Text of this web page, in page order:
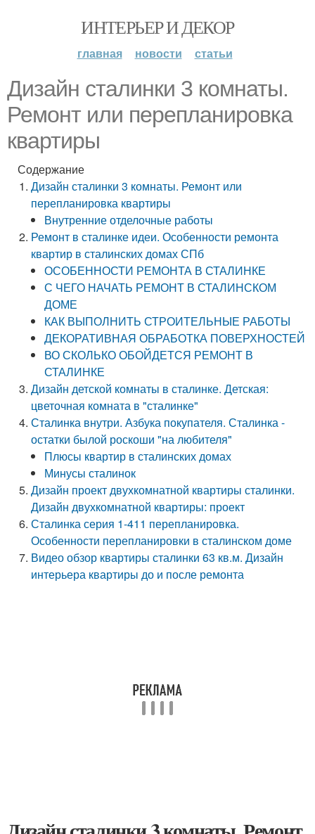
ИНТЕРЬЕР И ДЕКОР
главная новости статьи
Дизайн сталинки 3 комнаты.
Ремонт или перепланировка
квартиры
Содержание
Дизайн сталинки 3 комнаты. Ремонт или
перепланировка квартиры
Внутренние отделочные работы
Ремонт в сталинке идеи. Особенности ремонта
квартир в сталинских домах СПб
ОСОБЕННОСТИ РЕМОНТА В СТАЛИНКЕ
С ЧЕГО НАЧАТЬ РЕМОНТ В СТАЛИНСКОМ
ДОМЕ
КАК ВЫПОЛНИТЬ СТРОИТЕЛЬНЫЕ РАБОТЫ
ДЕКОРАТИВНАЯ ОБРАБОТКА ПОВЕРХНОСТЕЙ
ВО СКОЛЬКО ОБОЙДЕТСЯ РЕМОНТ В
СТАЛИНКЕ
Дизайн детской комнаты в сталинке. Детская:
цветочная комната в "сталинке"
Сталинка внутри. Азбука покупателя. Сталинка -
остатки былой роскоши "на любителя"
Плюсы квартир в сталинских домах
Минусы сталинок
Дизайн проект двухкомнатной квартиры сталинки.
Дизайн двухкомнатной квартиры: проект
Сталинка серия 1-411 перепланировка.
Особенности перепланировки в сталинском доме
Видео обзор квартиры сталинки 63 кв.м. Дизайн
интерьера квартиры до и после ремонта